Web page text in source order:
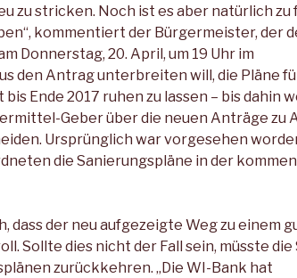
zu stricken. Noch ist es aber natürlich zu
kommentiert der Bürgermeister, der
Donnerstag, 20. April, um 19 Uhr im
den Antrag unterbreiten will, die Pläne
Ende 2017 ruhen zu lassen – bis dahin
Geber über die neuen Anträge zu
Ursprünglich war vorgesehen
die Sanierungspläne in der
dass der neu aufgezeigte Weg zu einem
Sollte dies nicht der Fall sein, müsste die
zurückkehren. „Die WI-Bank hat